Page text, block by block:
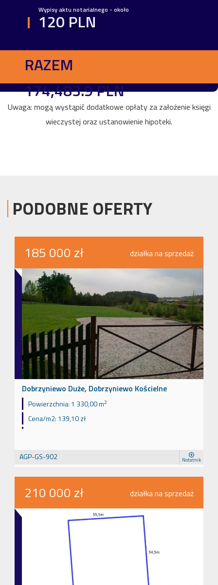
Wypisy aktu notarialnego - około
120 PLN
RAZEM
174,483.9 PLN
Uwaga: mogą wystąpić dodatkowe opłaty za założenie księgi
wieczystej oraz ustanowienie hipoteki.
PODOBNE OFERTY
185 000 zł działka na sprzedaż
Dobrzyniewo Duże, Dobrzyniewo Kościelne
Powierzchnia: 1 330,00 m2
Cena/m2: 139,10 zł
AGP-GS-902 Notatnik
210 000 zł działka na sprzedaż